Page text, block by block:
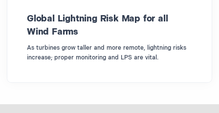
Global Lightning Risk Map for all
Wind Farms
As turbines grow taller and more remote, lightning risks
increase; proper monitoring and LPS are vital.